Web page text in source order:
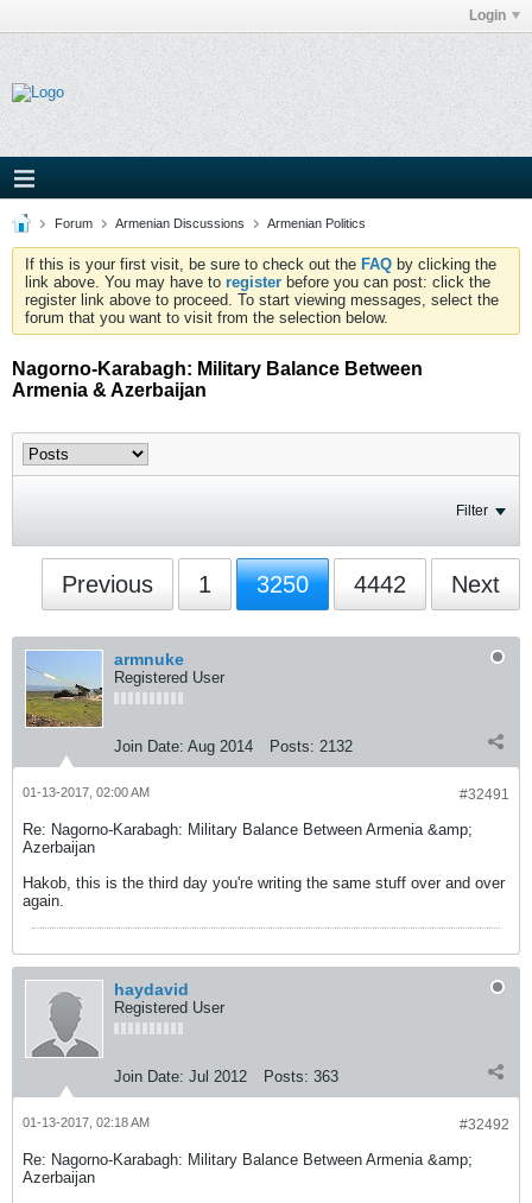
Login
Forum Armenian Discussions Armenian Politics
If this is your first visit, be sure to check out the FAQ by clicking the
link above. You may have to register before you can post: click the
register link above to proceed. To start viewing messages, select the
forum that you want to visit from the selection below.
Nagorno-Karabagh: Military Balance Between
Armenia & Azerbaijan
Filter
Previous 1 3250 4442 Next
armnuke
Registered User
Join Date: Aug 2014 Posts: 2132
#32491
01-13-2017, 02:00 AM
Re: Nagorno-Karabagh: Military Balance Between Armenia &amp;
Azerbaijan
Hakob, this is the third day you're writing the same stuff over and over
again.
haydavid
Registered User
Join Date: Jul 2012 Posts: 363
#32492
01-13-2017, 02:18 AM
Re: Nagorno-Karabagh: Military Balance Between Armenia &amp;
Azerbaijan